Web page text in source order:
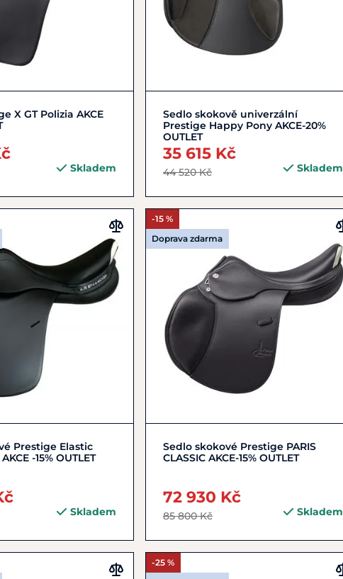
17" 18"
X GT Polizia AKCE
Skladem
Zobrazit detail
Sedlo skokově univerzální
Prestige Happy Pony AKCE-20%
OUTLET
35 615 Kč
44 520 Kč Skladem
17" 18"
Prestige Elastic
-15% OUTLET
Skladem
-15 %
Doprava zdarma
Zobrazit detail
Sedlo skokové Prestige PARIS
CLASSIC AKCE-15% OUTLET
72 930 Kč
85 800 Kč Skladem
-25 %